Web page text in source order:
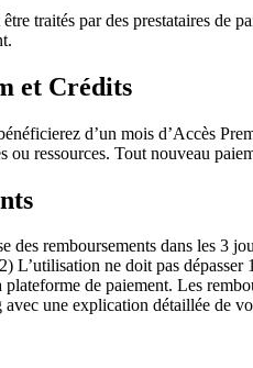
traités par des prestataires de
et Crédits
d’un mois d’Accès
ou ressources. Tout nouveau
remboursements dans les 3
L’utilisation ne doit pas
de paiement. Les
avec une explication détaillée de